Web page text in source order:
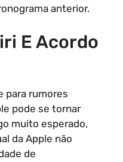
anterior.
E Acordo
para rumores
pode se tornar
muito esperado,
da Apple não
de